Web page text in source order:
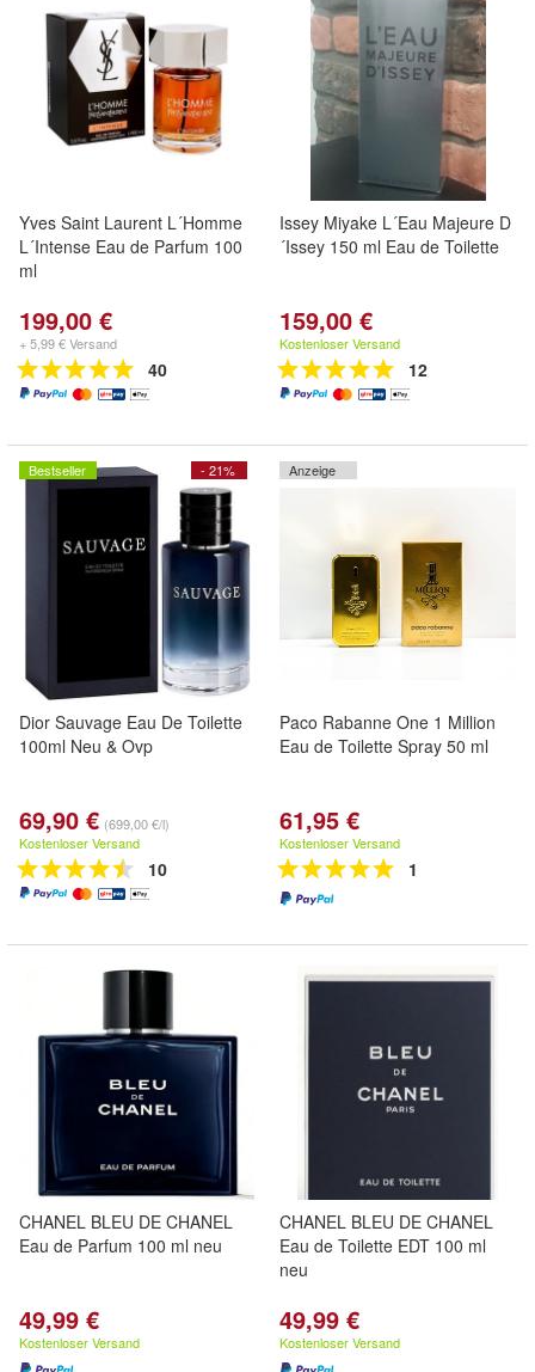
Yves Saint Laurent L´Homme
L´Intense Eau de Parfum 100
ml
199,00 €
+ 5,99 € Versand
40
Issey Miyake L´Eau Majeure D
´Issey 150 ml Eau de Toilette
159,00 €
Kostenloser Versand
12
- 21%
Bestseller
Dior Sauvage Eau De Toilette
100ml Neu & Ovp
69,90 € (699,00 €/l)
Kostenloser Versand
10
Anzeige
Paco Rabanne One 1 Million
Eau de Toilette Spray 50 ml
61,95 €
Kostenloser Versand
1
CHANEL BLEU DE CHANEL
Eau de Parfum 100 ml neu
49,99 €
Kostenloser Versand
CHANEL BLEU DE CHANEL
Eau de Toilette EDT 100 ml
neu
49,99 €
Kostenloser Versand